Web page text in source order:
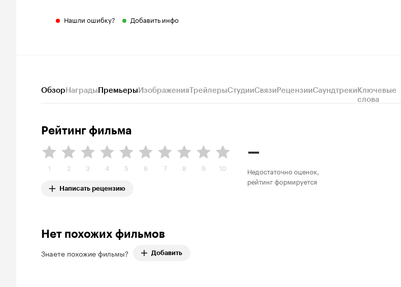
Нашли ошибку? Добавить инфо
ОбзорНаградыПремьерыИзображенияТрейлерыСтудииСвязиРецензииСаундтрекиКлючевые
слова
Рейтинг фильма
1 2 3 4 5 6 7 8 9 10
Написать рецензию
–
Недостаточно оценок,
рейтинг формируется
Нет похожих фильмов
Знаете похожие фильмы? Добавить